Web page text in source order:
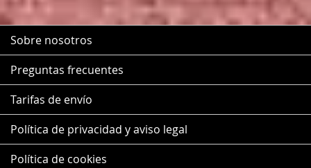
Sobre nosotros
Preguntas frecuentes
Tarifas de envío
Política de privacidad y aviso legal
Política de cookies